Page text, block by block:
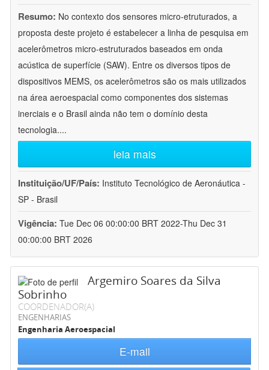
Resumo: No contexto dos sensores micro-etruturados, a
proposta deste projeto é estabelecer a linha de pesquisa em
acelerômetros micro-estruturados baseados em onda
acústica de superfície (SAW). Entre os diversos tipos de
dispositivos MEMS, os acelerômetros são os mais utilizados
na área aeroespacial como componentes dos sistemas
inerciais e o Brasil ainda não tem o domínio desta
tecnologia....
leia mais
Instituição/UF/País: Instituto Tecnológico de Aeronáutica -
SP - Brasil
Vigência: Tue Dec 06 00:00:00 BRT 2022-Thu Dec 31
00:00:00 BRT 2026
Argemiro Soares da Silva
Sobrinho
COORDENADOR(A)
ENGENHARIAS
Engenharia Aeroespacial
E-mail